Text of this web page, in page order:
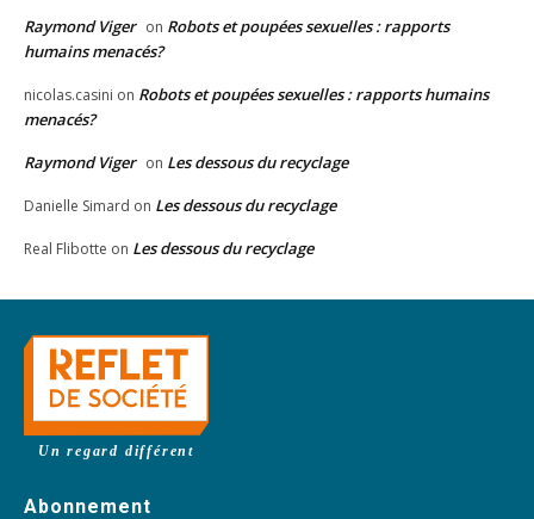
Raymond Viger on Robots et poupées sexuelles : rapports
humains menacés?
nicolas.casini on Robots et poupées sexuelles : rapports humains
menacés?
Raymond Viger on Les dessous du recyclage
Danielle Simard on Les dessous du recyclage
Real Flibotte on Les dessous du recyclage
Un regard différent
Abonnement